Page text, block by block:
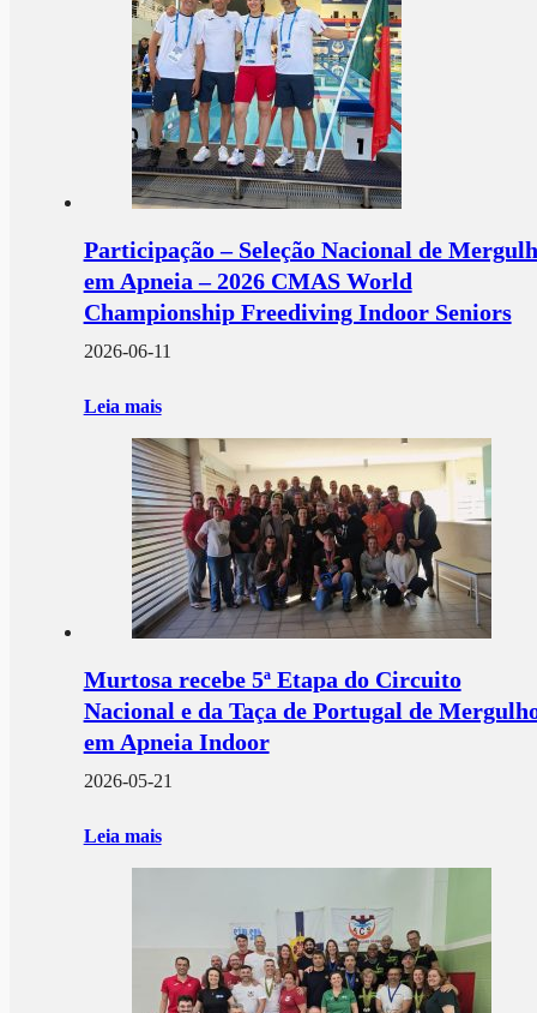
Participação – Seleção Nacional de
em Apneia – 2026 CMAS World
Championship Freediving Indoor Seniors
2026-06-11
Leia mais
Murtosa recebe 5ª Etapa do Circuito
Nacional e da Taça de Portugal de
em Apneia Indoor
2026-05-21
Leia mais